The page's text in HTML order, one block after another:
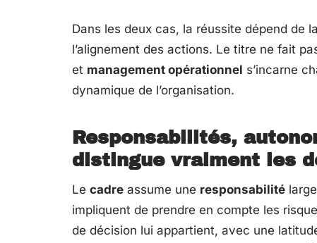
Dans les deux cas, la réussite dépend de
l’alignement des actions. Le titre ne fait
et management opérationnel s’incarne
dynamique de l’organisation.
Responsabilités,
distingue vraiment les
Le cadre assume une responsabilité
impliquent de prendre en compte les
de décision lui appartient, avec une